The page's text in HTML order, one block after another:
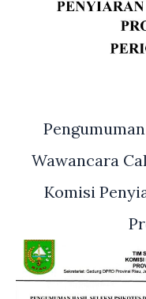
Wawancara
Komisi